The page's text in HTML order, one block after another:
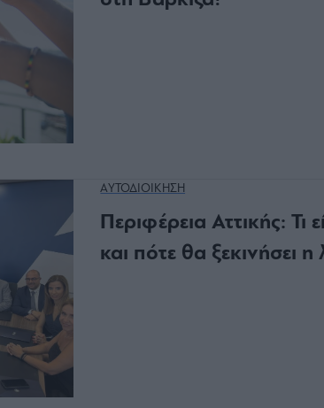
ΑΥΤΟΔΙΟΙΚΗΣΗ
Περιφέρεια Αττικής:
και πότε θα ξεκινήσει η